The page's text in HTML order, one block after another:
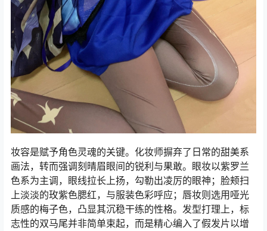
妆容是赋予角色灵魂的关键。化妆师摒弃了日常的甜美系
画法，转而强调刻晴眉眼间的锐利与果敢。眼妆以紫罗兰
色系为主调，眼线拉长上扬，勾勒出凌厉的眼神；脸颊扫
上淡淡的玫紫色腮红，与服装色彩呼应；唇妆则选用哑光
质感的梅子色，凸显其沉稳干练的性格。发型打理上，标
志性的双马尾并非简单束起，而是精心编入了假发片以增